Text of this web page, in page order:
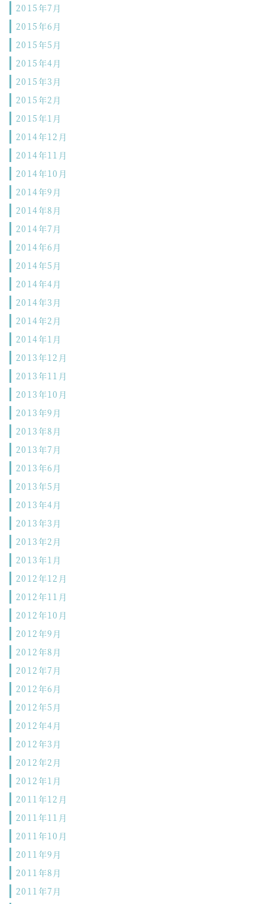
2015年7月
2015年6月
2015年5月
2015年4月
2015年3月
2015年2月
2015年1月
2014年12月
2014年11月
2014年10月
2014年9月
2014年8月
2014年7月
2014年6月
2014年5月
2014年4月
2014年3月
2014年2月
2014年1月
2013年12月
2013年11月
2013年10月
2013年9月
2013年8月
2013年7月
2013年6月
2013年5月
2013年4月
2013年3月
2013年2月
2013年1月
2012年12月
2012年11月
2012年10月
2012年9月
2012年8月
2012年7月
2012年6月
2012年5月
2012年4月
2012年3月
2012年2月
2012年1月
2011年12月
2011年11月
2011年10月
2011年9月
2011年8月
2011年7月